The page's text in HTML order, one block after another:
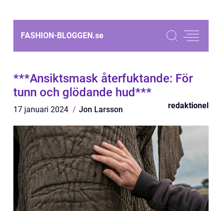
FASHION-BLOGGEN.se
***Ansiktsmask återfuktande: För
tunn och glödande hud***
17 januari 2024 Jon Larsson redaktionel